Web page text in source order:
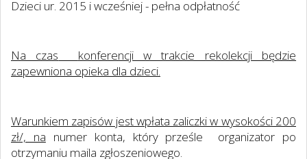
Dzieci ur. 2015 i wcześniej - pełna odpłatność
Na czas
konferencji w trakcie rekolekcji będzie
zapewniona opieka dla dzieci.
Warunkiem zapisów jest wpłata zaliczki w wysokości 200
zł/, na numer konta, który prześle
organizator po
otrzymaniu maila zgłoszeniowego.